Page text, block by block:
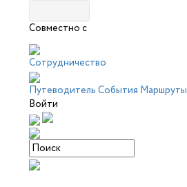
Совместно с
Сотрудничество
Путеводитель События Маршруты
Войти